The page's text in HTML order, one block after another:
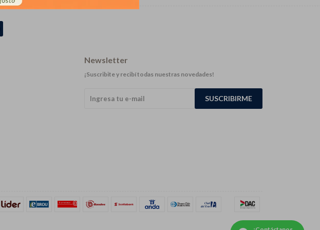
Newsletter
¡Suscribite y recibí todas nuestras novedades!
SUSCRIBIRME